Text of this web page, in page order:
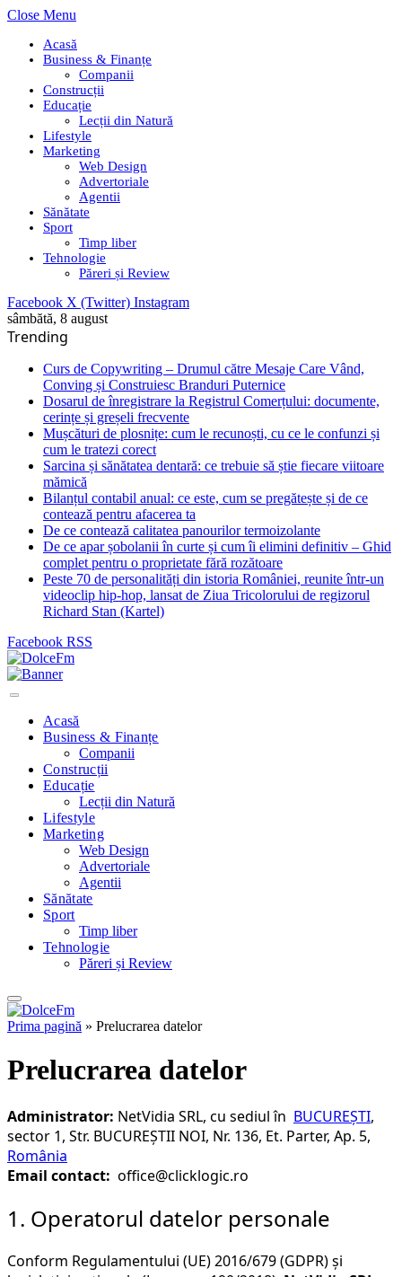
Close Menu
Acasă
Business & Finanțe
Companii
Construcții
Educație
Lecții din Natură
Lifestyle
Marketing
Web Design
Advertoriale
Agentii
Sănătate
Sport
Timp liber
Tehnologie
Păreri și Review
Facebook X (Twitter) Instagram
sâmbătă, 8 august
Trending
Curs de Copywriting – Drumul către Mesaje Care Vând,
Conving și Construiesc Branduri Puternice
Dosarul de înregistrare la Registrul Comerțului: documente,
cerințe și greșeli frecvente
Mușcături de plosnițe: cum le recunoști, cu ce le confunzi și
cum le tratezi corect
Sarcina și sănătatea dentară: ce trebuie să știe fiecare viitoare
mămică
Bilanțul contabil anual: ce este, cum se pregătește și de ce
contează pentru afacerea ta
De ce contează calitatea panourilor termoizolante
De ce apar șobolanii în curte și cum îi elimini definitiv – Ghid
complet pentru o proprietate fără rozătoare
Peste 70 de personalități din istoria României, reunite într-un
videoclip hip-hop, lansat de Ziua Tricolorului de regizorul
Richard Stan (Kartel)
Facebook RSS
Acasă
Business & Finanțe
Companii
Construcții
Educație
Lecții din Natură
Lifestyle
Marketing
Web Design
Advertoriale
Agentii
Sănătate
Sport
Timp liber
Tehnologie
Păreri și Review
Prima pagină » Prelucrarea datelor
Prelucrarea datelor
Administrator: NetVidia SRL, cu sediul în BUCUREȘTI,
sector 1, Str. BUCUREȘTII NOI, Nr. 136, Et. Parter, Ap. 5,
România
Email contact: office@clicklogic.ro
1. Operatorul datelor personale
Conform Regulamentului (UE) 2016/679 (GDPR) și